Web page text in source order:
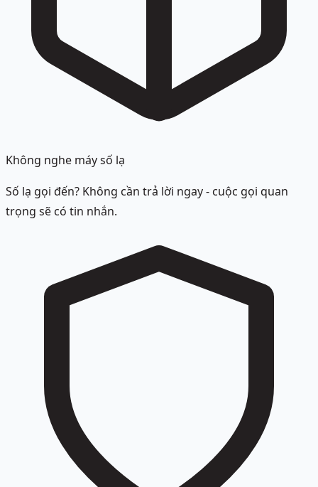
Không nghe máy số lạ
Số lạ gọi đến? Không cần trả lời ngay - cuộc gọi quan
trọng sẽ có tin nhắn.